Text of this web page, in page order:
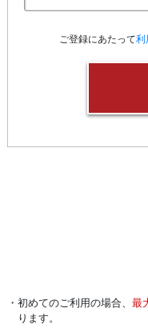
ご登録にあたって利
・初めてのご利用の場合、 最
ります。